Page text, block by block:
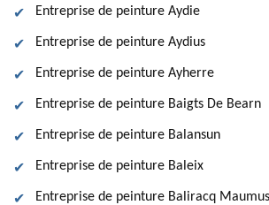
Entreprise de peinture Aydie
Entreprise de peinture Aydius
Entreprise de peinture Ayherre
Entreprise de peinture Baigts De Bearn
Entreprise de peinture Balansun
Entreprise de peinture Baleix
Entreprise de peinture Baliracq